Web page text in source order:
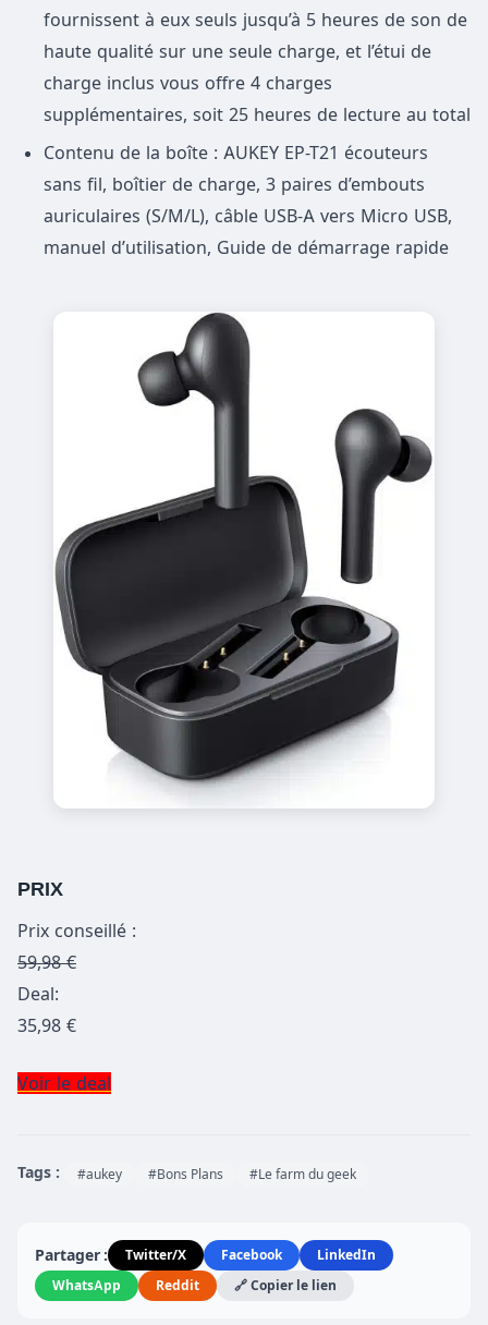
fournissent à eux seuls jusqu’à 5 heures de son de
haute qualité sur une seule charge, et l’étui de
charge inclus vous offre 4 charges
supplémentaires, soit 25 heures de lecture au total
Contenu de la boîte : AUKEY EP-T21 écouteurs
sans fil, boîtier de charge, 3 paires d’embouts
auriculaires (S/M/L), câble USB-A vers Micro USB,
manuel d’utilisation, Guide de démarrage rapide
PRIX
Prix conseillé :
59,98 €
Deal:
35,98 €
Voir le deal
Tags : #aukey #Bons Plans #Le farm du geek
Partager : Twitter/X Facebook
LinkedIn
WhatsApp
Reddit 🔗 Copier le lien